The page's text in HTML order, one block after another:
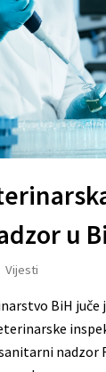
u
Vijesti
BiH juče
nadzor